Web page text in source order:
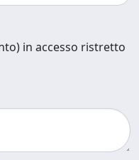
in accesso ristretto